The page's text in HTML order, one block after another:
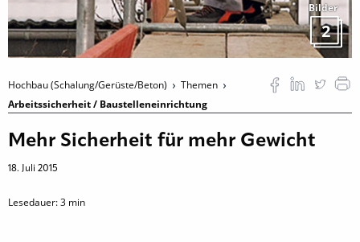
Bilder
2
Hochbau (Schalung/Gerüste/Beton)
Themen
Arbeitssicherheit / Baustelleneinrichtung
Mehr Sicherheit für mehr Gewicht
18. Juli 2015
Lesedauer:3 min